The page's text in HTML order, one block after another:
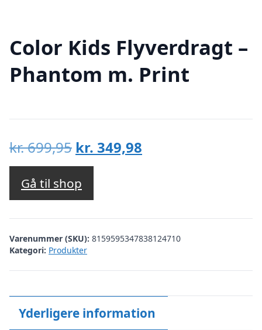
Color Kids Flyverdragt –
Phantom m. Print
kr.699,95 Den
oprindelige
pris
var:
kr. 699,95.
kr. 349,98
kr. 349,98.
Gå til shop
Varenummer (SKU): 8159595347838124710
Kategori: Produkter
Yderligere information